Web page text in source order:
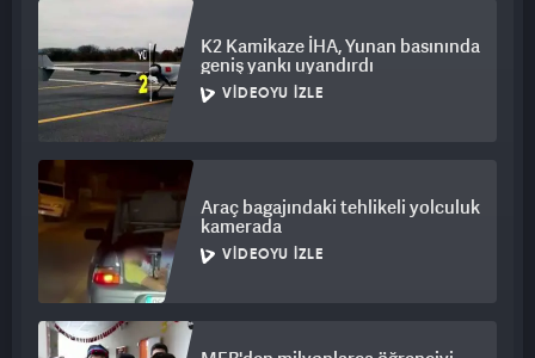
K2 Kamikaze İHA, Yunan basınında
geniş yankı uyandırdı
VIDEOYU İZLE
Araç bagajındaki tehlikeli yolculuk
kamerada
VIDEOYU İZLE